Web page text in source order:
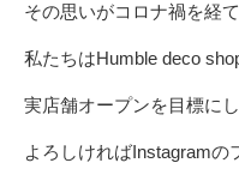
その思いがコロナ禍を経
私たちはHumble deco
実店舗オープンを目標にし
よろしければInstagramの